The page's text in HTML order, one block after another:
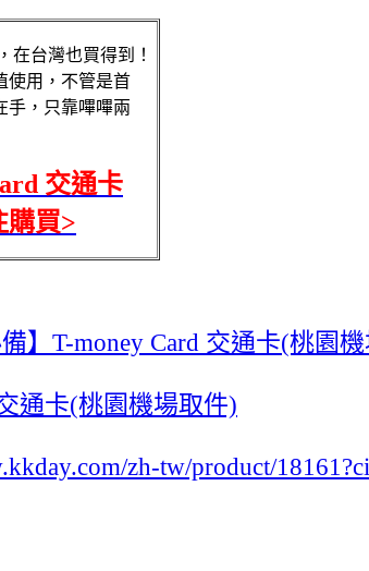
在台灣也買得到！
使用，不管是首
手，只靠嗶嗶兩
交通卡
購買>
T-money Card 交通卡(桃園機
通卡(桃園機場取件)
zh-tw/product/